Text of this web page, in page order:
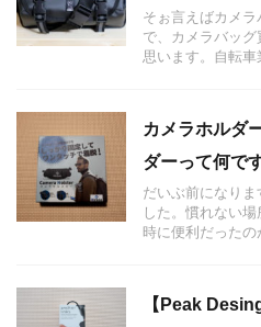
そぉ言えばカメ
で、カメラバッ
思います。自転
カメラホルダ
ダーって何で
だいぶ前になり
した。慣れない
時に便利だった
【Peak